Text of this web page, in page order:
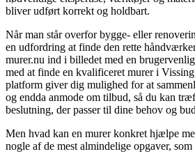
bliver udført korrekt og holdbart.
Når man står overfor bygge- eller
en udfordring at finde den rette
murer.nu ind i billedet med en
med at finde en kvalificeret murer i
platform giver dig mulighed for at
og endda anmode om tilbud, så du kan
beslutning, der passer til dine behov og
Men hvad kan en murer konkret hjælpe
nogle af de mest almindelige opgaver,